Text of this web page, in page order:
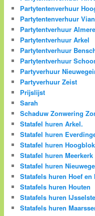
Partytentenverhuur
Partytentenverhuur
Partytentverhuur Almere
Partytentverhuur Arkel
Partytentverhuur
Partytentverhuur
Partyverhuur
Partyverhuur Zeist
Prijslijst
Sarah
Schaduw Zonwering
Statafel huren Arkel.
Statafel huren
Statafel huren
Statafel huren Meerkerk
Statafel huren
Statafels huren Hoef en
Statafels huren Houten
Statafels huren
Statafels huren